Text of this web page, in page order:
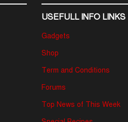
USEFULL INFO LINKS
Gadgets
Shop
Term and Conditions
Forums
Top News of This Week